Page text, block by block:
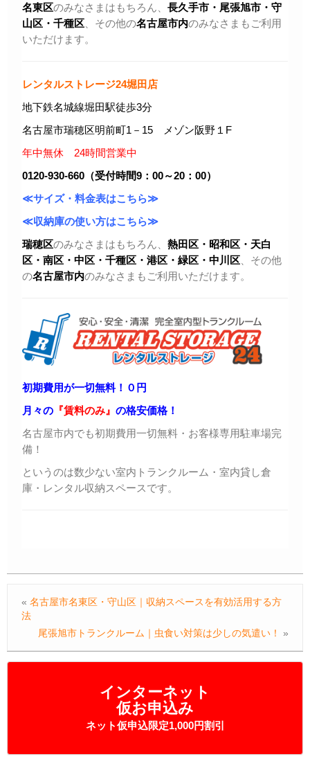
インターネット
仮お申込み
ネット仮申込限定1,000円割引
名東区のみなさまはもちろん、 長久手市・尾張旭市 ・守
山区・千種区 、その他の名古屋市内のみなさまもご利用
いただけます。
レンタルストレージ24堀田店
地下鉄名城線堀田駅徒歩3分
名古屋市瑞穂区明前町1－15 メゾン阪野１F
年中無休 24時間営業中
0120-930-660（受付時間9：00～20：00）
≪サイズ・料金表はこちら≫
≪収納庫の使い方はこちら≫
瑞穂区のみなさまはもちろん、 熱田区・昭和区・天白
区・ 南区・中区・千種区・港区・緑区・中川区 、その他
の名古屋市内のみなさまもご利用いただけます。
初期費用が一切無料！０円
月々の 『賃料のみ』 の格安価格！
名古屋市内でも初期費用一切無料・お客様専用駐車場完
備！
というのは数少ない室内トランクルーム・室内貸し倉
庫・レンタル収納スペースです。
« 名古屋市名東区・守山区｜収納スペースを有効活用する方
法
尾張旭市トランクルーム｜虫食い対策は少しの気遣い！
»